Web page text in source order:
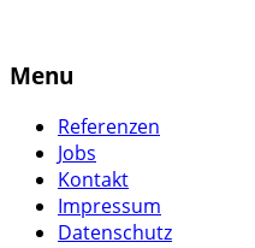
Menu
Referenzen
Jobs
Kontakt
Impressum
Datenschutz